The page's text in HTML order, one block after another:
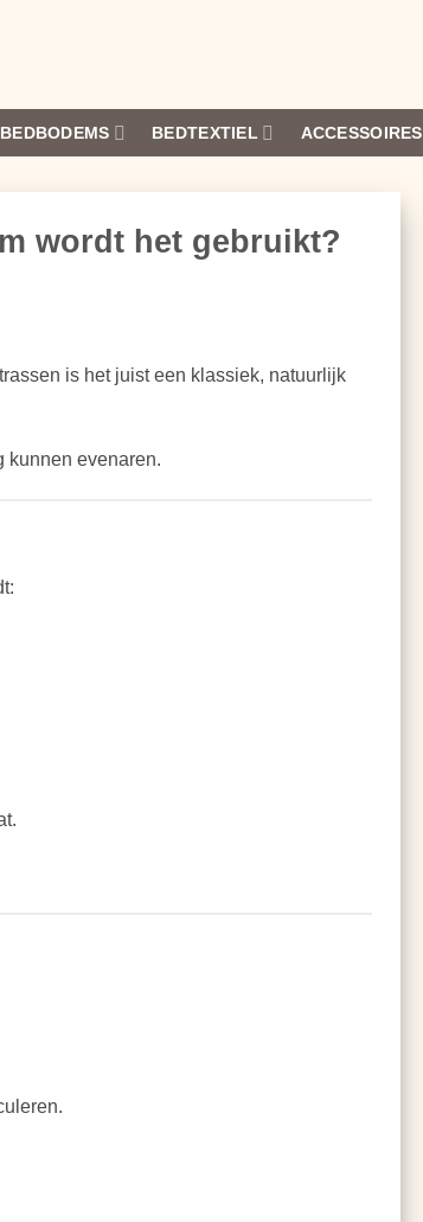
BEDBODEMS BEDTEXTIEL ACCESSOIRES
wordt het gebruikt?
is het juist een klassiek, natuurlijk
kunnen evenaren.